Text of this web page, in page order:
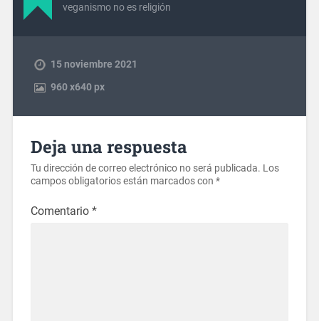
veganismo no es religión
15 noviembre 2021
960x640 px
Deja una respuesta
Tu dirección de correo electrónico no será publicada. Los
campos obligatorios están marcados con *
Comentario *